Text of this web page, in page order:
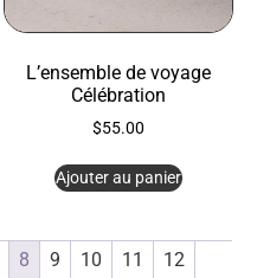
L’ensemble de voyage
Célébration
$55.00
Ajouter au panier
8 9 10 11
12